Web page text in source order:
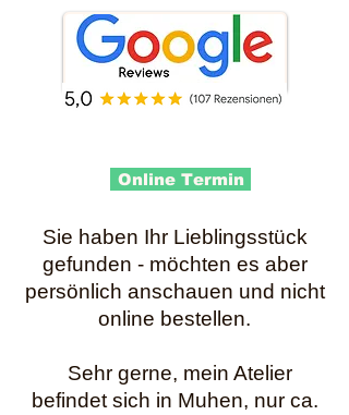
Online Termin
Sie haben Ihr Lieblingsstück
gefunden - möchten es aber
persönlich anschauen und nicht
online bestellen.
Sehr gerne, mein Atelier
befindet sich in Muhen, nur ca.